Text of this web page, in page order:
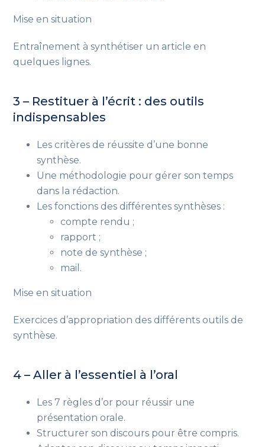
Mise en situation
Entraînement à synthétiser un article en
quelques lignes.
3 – Restituer à l’écrit : des outils
indispensables
Les critères de réussite d’une bonne
synthèse.
Une méthodologie pour gérer son temps
dans la rédaction.
Les fonctions des différentes synthèses :
compte rendu ;
rapport ;
note de synthèse ;
mail.
Mise en situation
Exercices d’appropriation des différents outils de
synthèse.
4 – Aller à l’essentiel à l’oral
Les 7 règles d’or pour réussir une
présentation orale.
Structurer son discours pour être compris.